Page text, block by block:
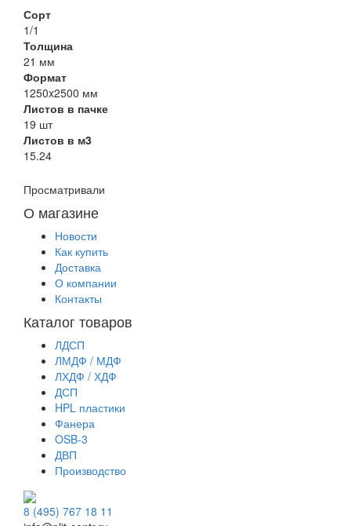
Сорт
1/1
Толщина
21 мм
Формат
1250x2500 мм
Листов в пачке
19 шт
Листов в м3
15.24
Просматривали
О магазине
Новости
Как купить
Доставка
О компании
Контакты
Каталог товаров
ЛДСП
ЛМДФ / МДФ
ЛХДФ / ХДФ
ДСП
HPL пластики
Фанера
OSB-3
ДВП
Производство
8 (495) 767 18 11